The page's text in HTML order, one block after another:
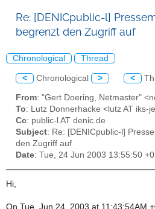
Re: [DENICpublic-l]
begrenzt den Zugriff auf
Chronological Thread
< Chronological > <
From: "Gert Doering, Netmaster"
To: Lutz Donnerhacke <lutz AT iks-
Cc: public-l AT denic.de
Subject: Re: [DENICpublic-l]
den Zugriff auf
Date: Tue, 24 Jun 2003 13:55:50
Hi,
On Tue, Jun 24, 2003 at 11:43:54AM